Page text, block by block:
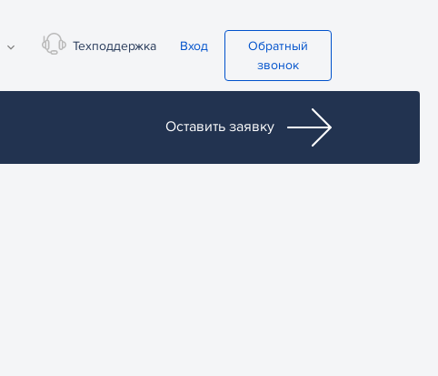
Техподдержка Вход
Обратный
звонок
Оставить заявку